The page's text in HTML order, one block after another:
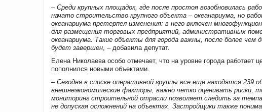
– Среди крупных площадок, где после простоя возобновилась
начато строительство крупного объекта – океанариума, но
океанариума претерпел изменения: в него включен
для размещения торговых предприятий, административных
океанариума. Такие объекты для города важны, после более
будет завершен , – добавила депутат.
Елена Николаева особо отмечает, что на уровне города работает
пополнился новыми объектами.
– Сегодня в списке оперативной группы все еще находятся 239
внешнеэкономические факторы, важно четко оценивать
мониторинг строительной отрасли позволяет следить за
не допуская осложнений на объектах. Застройщики также